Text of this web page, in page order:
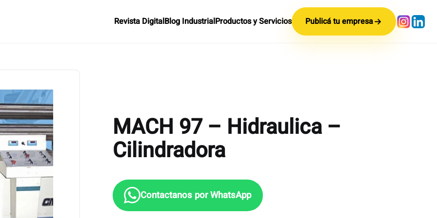
Revista DigitalBlog IndustrialProductos y Servicios Publicá tu empresa
MACH 97 – Hidraulica –
Cilindradora